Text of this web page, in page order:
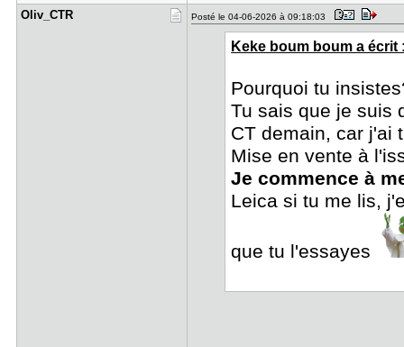
Oliv_CTR Posté le 04-06-2026 à 09:18:03
Keke boum boum a écrit
Pourquoi tu
Tu sais que je suis
CT demain, car j'ai
Mise en vente à
Je commence à
Leica si tu me lis,
que tu l'essayes